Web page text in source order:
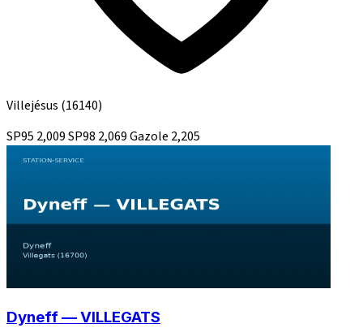
Villejésus (16140)
SP95 2,009SP98 2,069Gazole 2,205
Dyneff — VILLEGATS